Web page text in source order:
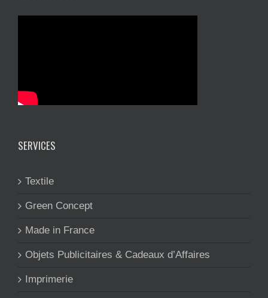
SERVICES
Textile
Green Concept
Made in France
Objets Publicitaires & Cadeaux d’Affaires
Imprimerie